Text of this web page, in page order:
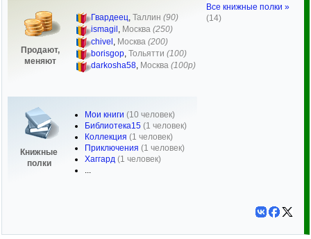
Продают,
меняют
Гвардеец, Таллин (90)
ismagil , Москва (250)
chivel Москва (200)
borisgop, Тольятти (100)
darkosha58, Москва (100р)
Книжные
полки
Мои книги (10 человек)
Библиотека15 (1 человек)
Коллекция (1 человек)
Приключения (1 человек)
Хаггард (1 человек)
...
Все книжные полки »
(14)